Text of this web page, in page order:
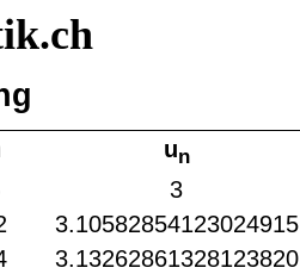
un
3
3.10582854123024915
3.13262861328123820